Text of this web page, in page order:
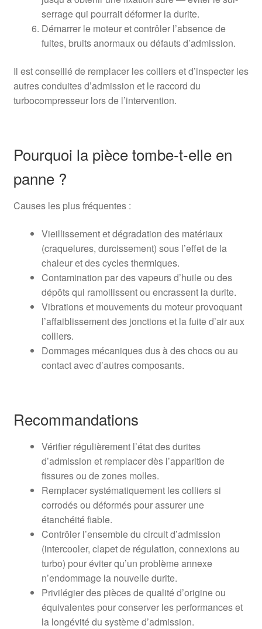
serrage qui pourrait déformer la durite.
Démarrer le moteur et contrôler l’absence de
fuites, bruits anormaux ou défauts d’admission.
Il est conseillé de remplacer les colliers et d’inspecter les
autres conduites d’admission et le raccord du
turbocompresseur lors de l’intervention.
Pourquoi la pièce tombe‑t‑elle en
panne ?
Causes les plus fréquentes :
Vieillissement et dégradation des matériaux
(craquelures, durcissement) sous l’effet de la
chaleur et des cycles thermiques.
Contamination par des vapeurs d’huile ou des
dépôts qui ramollissent ou encrassent la durite.
Vibrations et mouvements du moteur provoquant
l’affaiblissement des jonctions et la fuite d’air aux
colliers.
Dommages mécaniques dus à des chocs ou au
contact avec d’autres composants.
Recommandations
Vérifier régulièrement l’état des durites
d’admission et remplacer dès l’apparition de
fissures ou de zones molles.
Remplacer systématiquement les colliers si
corrodés ou déformés pour assurer une
étanchéité fiable.
Contrôler l’ensemble du circuit d’admission
(intercooler, clapet de régulation, connexions au
turbo) pour éviter qu’un problème annexe
n’endommage la nouvelle durite.
Privilégier des pièces de qualité d’origine ou
équivalentes pour conserver les performances et
la longévité du système d’admission.